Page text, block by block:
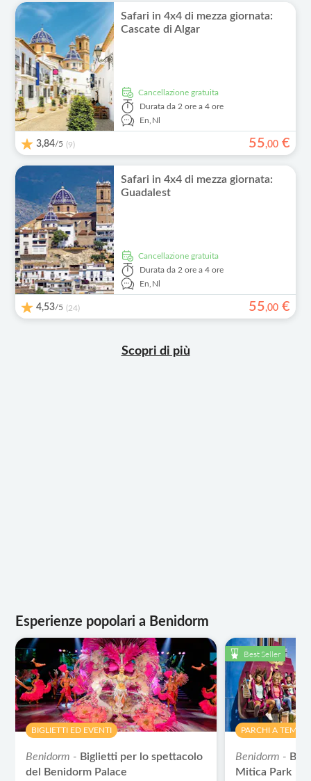
Safari in 4x4 di mezza giornata:
Cascate di Algar
Cancellazione gratuita
Durata da 2 ore a 4 ore
En,Nl
3,84/5 (9) 55,00 €
Safari in 4x4 di mezza giornata:
Guadalest
Cancellazione gratuita
Durata da 2 ore a 4 ore
En,Nl
4,53/5 (24) 55,00 €
Scopri di più
Esperienze popolari a Benidorm
BIGLIETTI ED EVENTI
Benidorm - Biglietti per lo spettacolo
del Benidorm Palace
Best Seller
PARCHI A TEMA
Benidorm -
Mitica Park